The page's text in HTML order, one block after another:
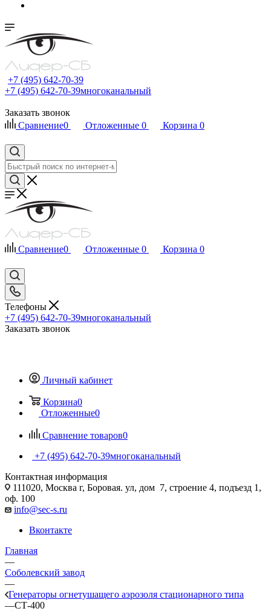
+7 (495) 642-70-39
+7 (495) 642-70-39многоканальный
Заказать звонок
Сравнение0 Отложенные 0 Корзина 0
Сравнение0 Отложенные 0 Корзина 0
Телефоны
+7 (495) 642-70-39многоканальный
Заказать звонок
Личный кабинет
Корзина0
Отложенные0
Сравнение товаров0
+7 (495) 642-70-39многоканальный
Контактная информация
111020, Москва г, Боровая. ул, дом 7, строение 4, подъезд 1,
оф. 100
info@sec-s.ru
Вконтакте
Главная
—
Соболевский завод
—
Генераторы огнетушащего аэрозоля стационарного типа
—СТ-400